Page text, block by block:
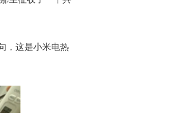
，这是小米电热